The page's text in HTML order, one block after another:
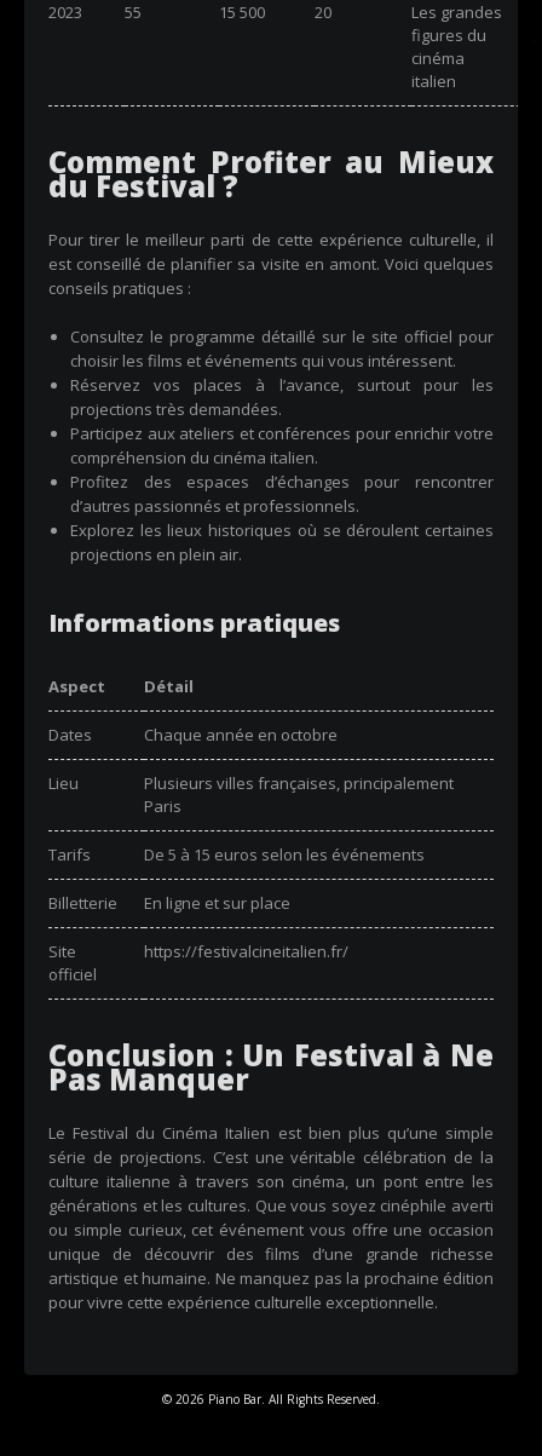
2023 55 15 500 20
Les grandes
figures du
cinéma
italien
Comment Profiter au Mieux
du Festival ?
Pour tirer le meilleur parti de cette expérience culturelle, il
est conseillé de planifier sa visite en amont. Voici quelques
conseils pratiques :
Consultez le programme détaillé sur le site officiel pour
choisir les films et événements qui vous intéressent.
Réservez vos places à l’avance, surtout pour les
projections très demandées.
Participez aux ateliers et conférences pour enrichir votre
compréhension du cinéma italien.
Profitez des espaces d’échanges pour rencontrer
d’autres passionnés et professionnels.
Explorez les lieux historiques où se déroulent certaines
projections en plein air.
Informations pratiques
Aspect Détail
Dates Chaque année en octobre
Lieu
Plusieurs villes françaises, principalement
Paris
Tarifs De 5 à 15 euros selon les événements
Billetterie En ligne et sur place
Site
officiel
https://festivalcineitalien.fr/
Conclusion : Un Festival à Ne
Pas Manquer
Le Festival du Cinéma Italien est bien plus qu’une simple
série de projections. C’est une véritable célébration de la
culture italienne à travers son cinéma, un pont entre les
générations et les cultures. Que vous soyez cinéphile averti
ou simple curieux, cet événement vous offre une occasion
unique de découvrir des films d’une grande richesse
artistique et humaine. Ne manquez pas la prochaine édition
pour vivre cette expérience culturelle exceptionnelle.
© 2026 Piano Bar. All Rights Reserved.